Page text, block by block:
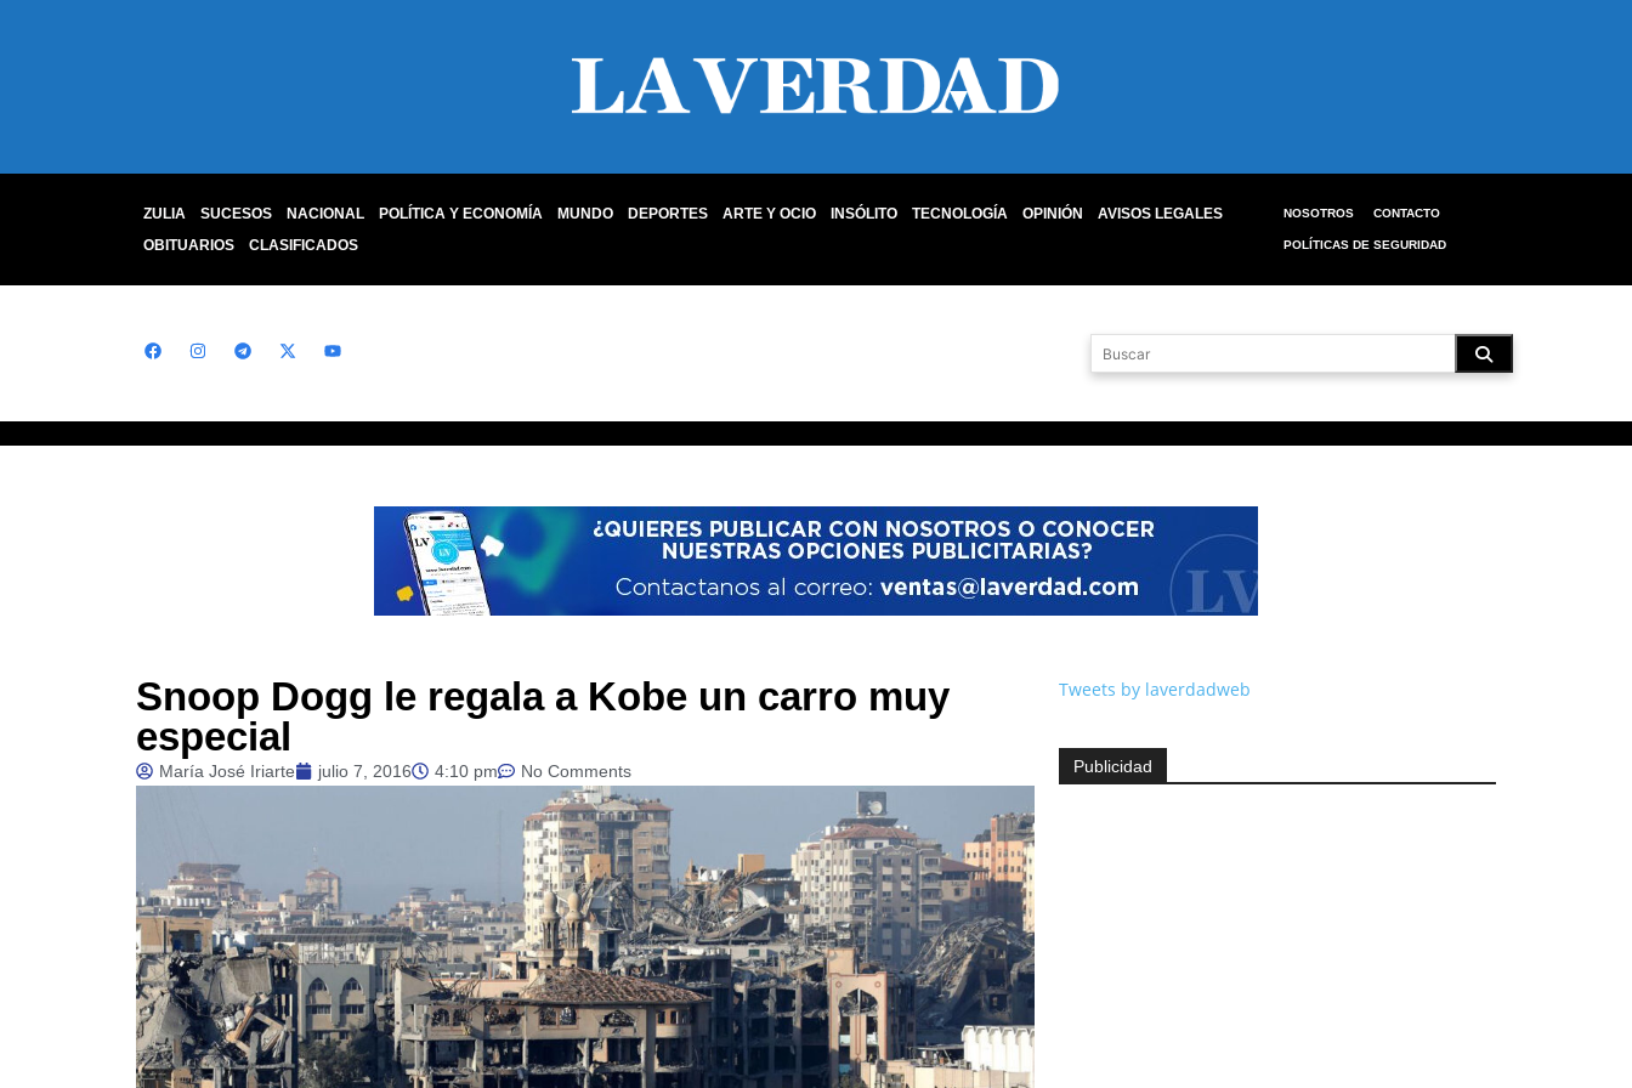
ZULIA SUCESOS NACIONAL POLÍTICA Y ECONOMÍA MUNDO DEPORTES ARTE Y OCIO INSÓLITO TECNOLOGÍA OPINIÓN
AVISOS LEGALES
OBITUARIOS
CLASIFICADOS
NOSOTROS CONTACTO
POLÍTICAS DE SEGURIDAD
Snoop Dogg le regala a Kobe un carro muy
especial
María José Iriarte julio 7, 2016 4:10 pm No Comments
Tweets by laverdadweb
Publicidad